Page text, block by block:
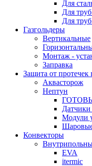
Для
Для
Для
Газгольдеры
Вертикальные
Монтаж -
Заправка
Защита от протечек
Аквасторож
Нептун
Датчики
Модули
Конвекторы
EVA
itermic